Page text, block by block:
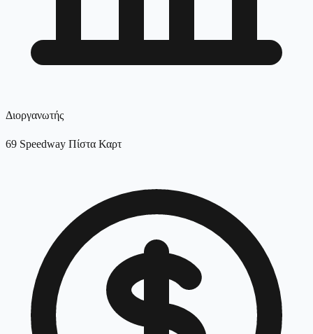
Διοργανωτής
69 Speedway Πίστα Καρτ